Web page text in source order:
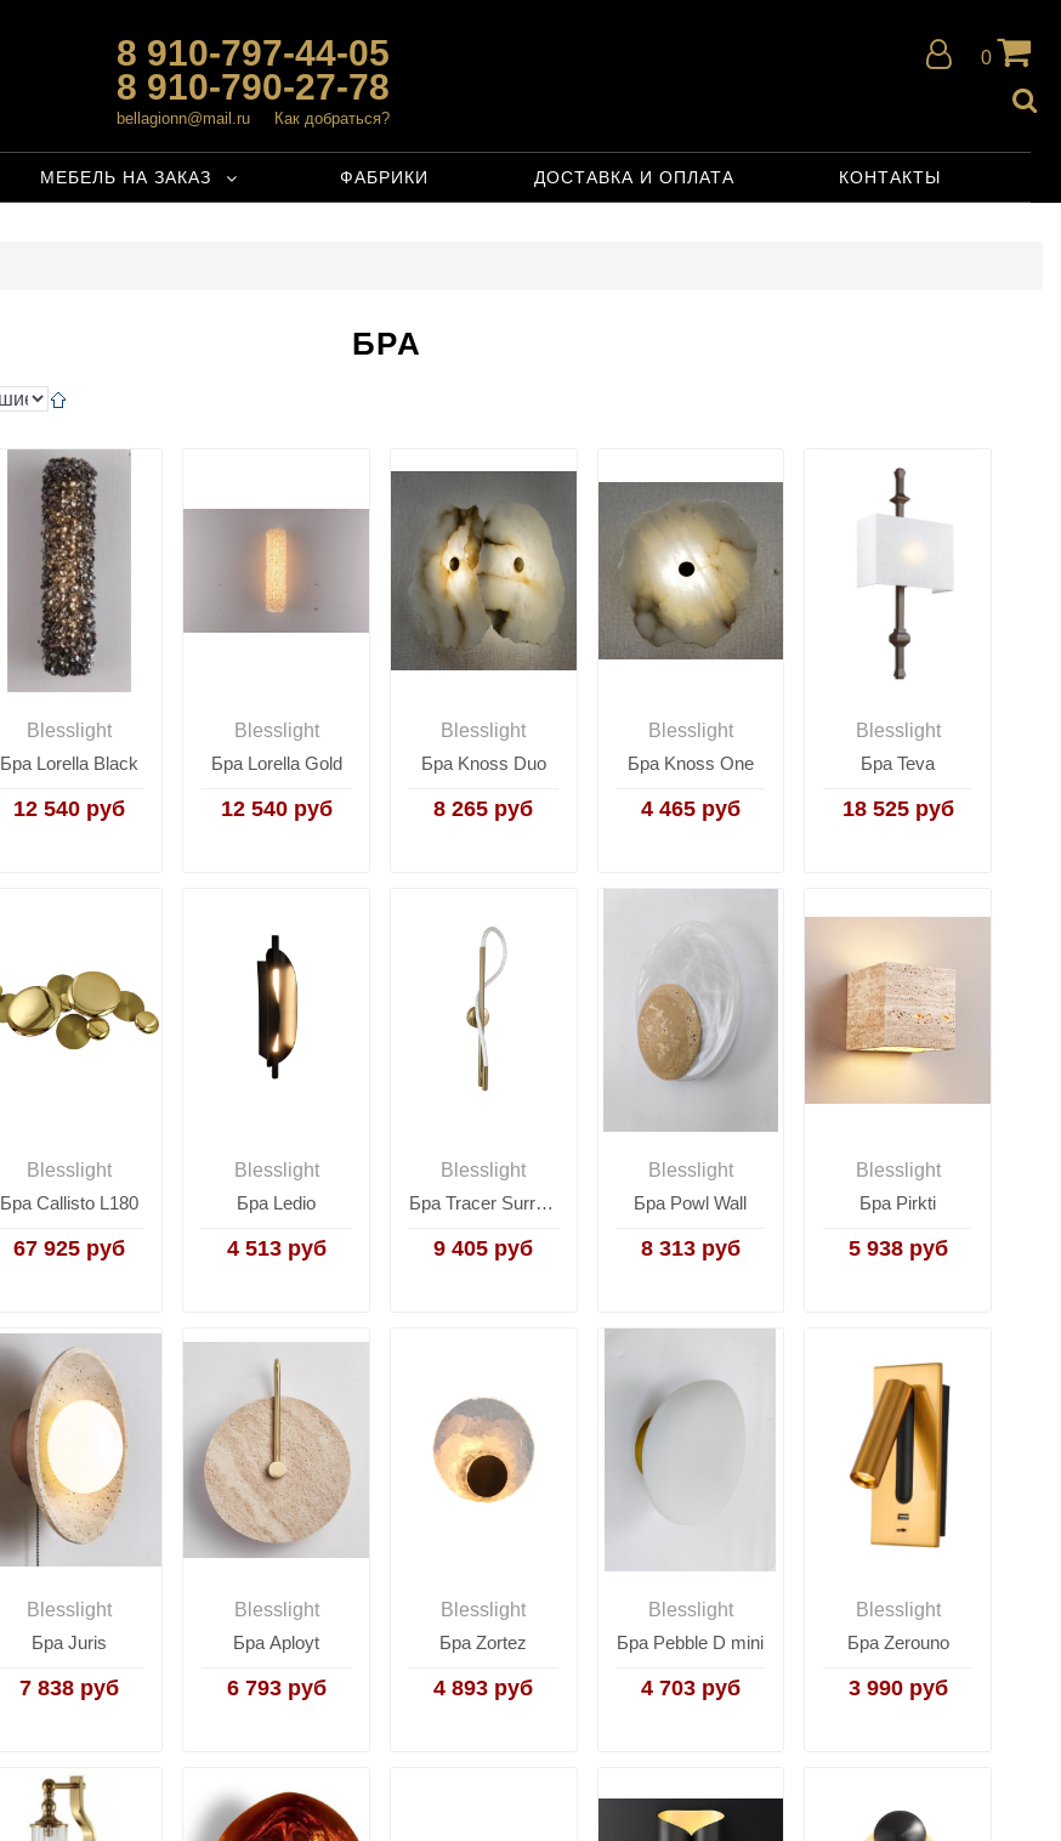
8 910-797-44-05
8 910-790-27-78
bellagionn@mail.ru Как добраться?
0
МЕБЕЛЬ НА ЗАКАЗ ФАБРИКИ ДОСТАВКА И ОПЛАТА КОНТАКТЫ
БРА
Blesslight
Бра Lorella Black
12 540 руб
Blesslight
Бра Lorella Gold
12 540 руб
Blesslight
Бра Knoss Duo
8 265 руб
Blesslight
Бра Knoss One
4 465 руб
Blesslight
Бра Teva
18 525 руб
Blesslight
Бра Callisto L180
67 925 руб
Blesslight
Бра Ledio
4 513 руб
Blesslight
Бра Tracer Surrey Sconce
9 405 руб
Blesslight
Бра Powl Wall
8 313 руб
Blesslight
Бра Pirkti
5 938 руб
Blesslight
Бра Juris
7 838 руб
Blesslight
Бра Aployt
6 793 руб
Blesslight
Бра Zortez
4 893 руб
Blesslight
Бра Pebble D mini
4 703 руб
Blesslight
Бра Zerouno
3 990 руб